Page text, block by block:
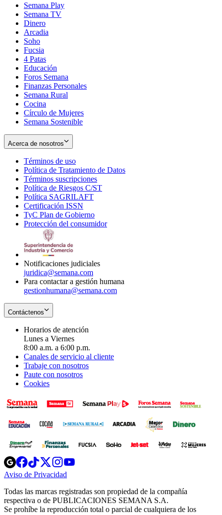
Semana Play
Semana TV
Dinero
Arcadia
Soho
in
new
window
Fucsia
in
new
window
4 Patas
Educación
Foros Semana
Finanzas Personales
Semana Rural
Cocina
Círculo de Mujeres
Semana Sostenible
Acerca de nosotros
Términos de uso
in
new
window
Política de Tratamiento de Datos
Términos suscripciones
in
Política de Riesgos C/ST
Política SAGRILAFT
new
window
Certificación ISSN
in
new
TyC Plan de Gobierno
in
Protección del consumidorOpens
Notificaciones judiciales
juridica@semana.com
Para contactar a gestión humana
gestionhumana@semana.com
Contáctenos
Horarios de atención
Lunes a Viernes
8:00 a.m. a 6:00 p.m.
Canales de servicio al cliente
Trabaje con nosotros
Paute con nosotros
Cookies
Opens
in
new
Opens
in
new
Opens
in
new
window
Opens
new
windowwindow
Aviso de Privacidad
new
window
Todas las marcas registradas son propiedad de la compañía
respectiva o de PUBLICACIONES SEMANA S.A.
Se prohíbe la reproducción total o parcial de cualquiera de los